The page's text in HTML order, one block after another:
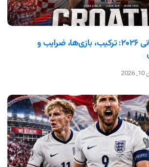
کرواسی در جام جهانی ۲۰۲۶: ترکیب، بازی‌ها، ضرایب و